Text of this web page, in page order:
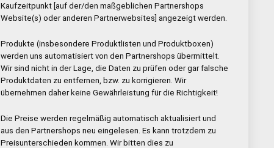
Kaufzeitpunkt [auf der/den maßgeblichen Partnershops
Website(s) oder anderen Partnerwebsites] angezeigt werden.
Produkte (insbesondere Produktlisten und Produktboxen)
werden uns automatisiert von den Partnershops übermittelt.
Wir sind nicht in der Lage, die Daten zu prüfen oder gar falsche
Produktdaten zu entfernen, bzw. zu korrigieren. Wir
übernehmen daher keine Gewährleistung für die Richtigkeit!
Die Preise werden regelmäßig automatisch aktualisiert und
aus den Partnershops neu eingelesen. Es kann trotzdem zu
Preisunterschieden kommen. Wir bitten dies zu